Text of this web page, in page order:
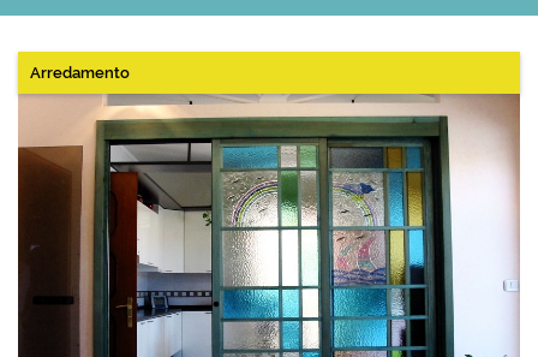
Arredamento